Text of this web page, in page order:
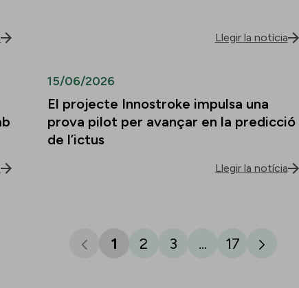
Llegir la notícia
15/06/2026
El projecte Innostroke impulsa una
prova pilot per avançar en la predicció
de l’ictus
Llegir la notícia
1 2 3 ... 17